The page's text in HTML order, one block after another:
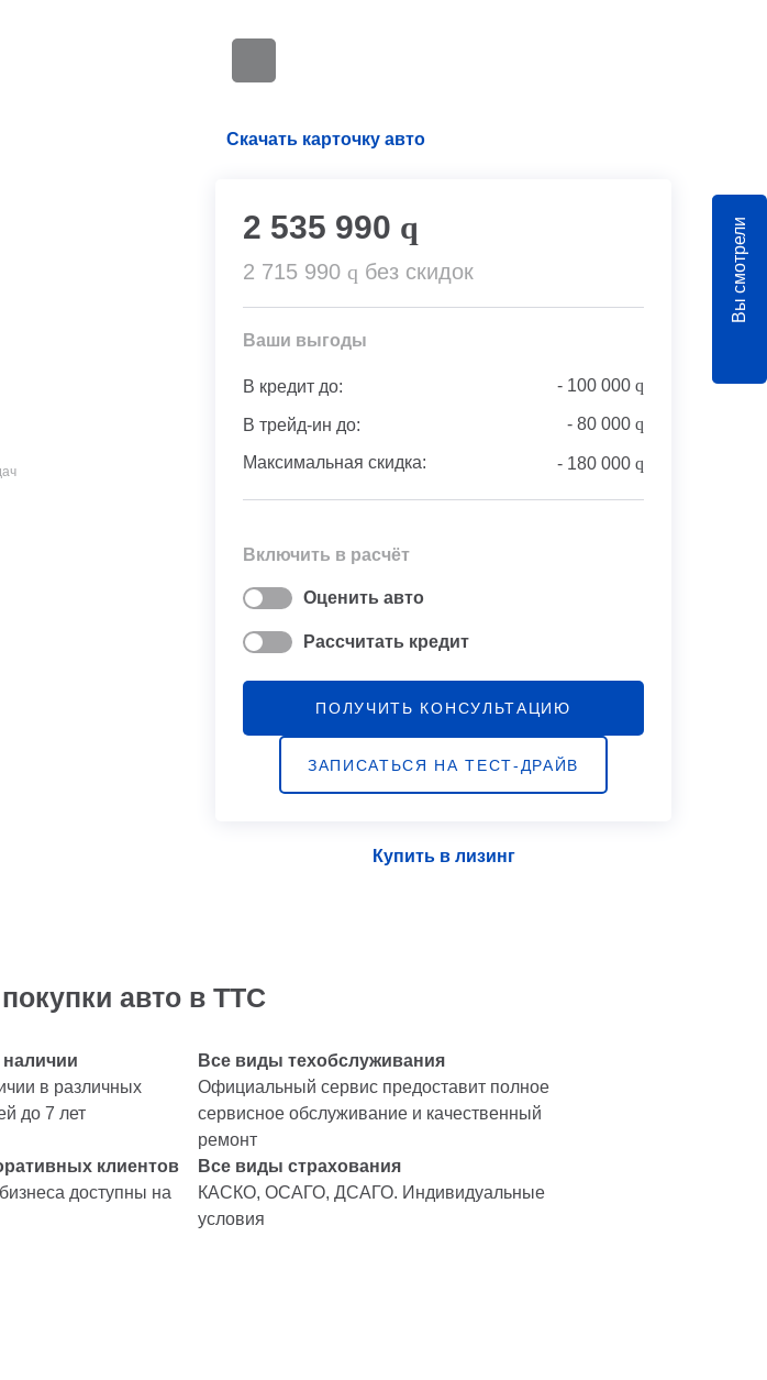
Скачать карточку авто
2 535 990 q
2 715 990 q без скидок
Ваши выгоды
В кредит до: - 100 000 q
В трейд-ин до: - 80 000 q
Максимальная скидка: - 180 000 q
Включить в расчёт
Оценить авто
Рассчитать кредит
ПОЛУЧИТЬ КОНСУЛЬТАЦИЮ
ЗАПИСАТЬСЯ НА ТЕСТ-ДРАЙВ
Купить в лизинг
авто в ТТС
в различных
до 7 лет
Все виды техобслуживания
Официальный сервис предоставит полное
сервисное обслуживание и качественный
ремонт
клиентов
доступны на
Все виды страхования
КАСКО, ОСАГО, ДСАГО. Индивидуальные
условия
Вы смотрели